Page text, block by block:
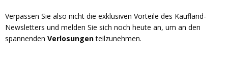
Verpassen Sie also nicht die exklusiven Vorteile des Kaufland-
Newsletters und melden Sie sich noch heute an, um an den
spannenden Verlosungenteilzunehmen.